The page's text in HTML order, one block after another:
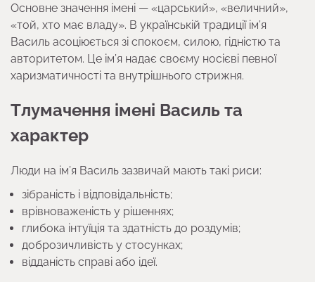
Основне значення імені — «царський», «величний»,
«той, хто має владу». В українській традиції ім’я
Василь асоціюється зі спокоєм, силою, гідністю та
авторитетом. Це ім’я надає своєму носієві певної
харизматичності та внутрішнього стрижня.
Тлумачення імені Василь та
характер
Люди на ім’я Василь зазвичай мають такі риси:
зібраність і відповідальність;
врівноваженість у рішеннях;
глибока інтуїція та здатність до роздумів;
доброзичливість у стосунках;
відданість справі або ідеї.